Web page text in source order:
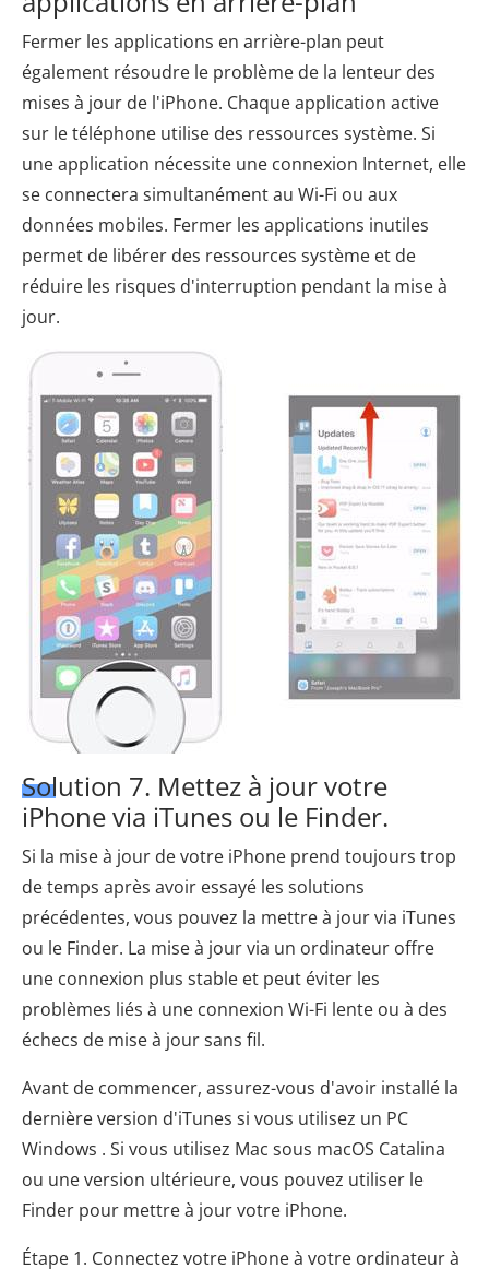
Fermer les applications en arrière-plan peut
également résoudre le problème de la lenteur des
mises à jour de l'iPhone. Chaque application active
sur le téléphone utilise des ressources système. Si
une application nécessite une connexion Internet, elle
se connectera simultanément au Wi-Fi ou aux
données mobiles. Fermer les applications inutiles
permet de libérer des ressources système et de
réduire les risques d'interruption pendant la mise à
jour.
Solution 7. Mettez à jour votre
iPhone via iTunes ou le Finder.
Si la mise à jour de votre iPhone prend toujours trop
de temps après avoir essayé les solutions
précédentes, vous pouvez la mettre à jour via iTunes
ou le Finder. La mise à jour via un ordinateur offre
une connexion plus stable et peut éviter les
problèmes liés à une connexion Wi-Fi lente ou à des
échecs de mise à jour sans fil.
Avant de commencer, assurez-vous d'avoir installé la
dernière version d'iTunes si vous utilisez un PC
Windows . Si vous utilisez Mac sous macOS Catalina
ou une version ultérieure, vous pouvez utiliser le
Finder pour mettre à jour votre iPhone.
Étape 1. Connectez votre iPhone à votre ordinateur à